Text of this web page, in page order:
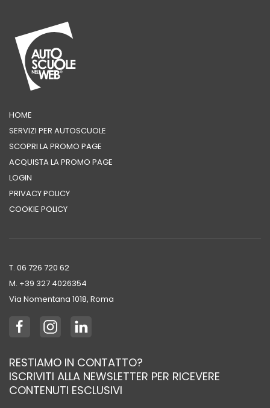
HOME
SERVIZI PER AUTOSCUOLE
SCOPRI LA PROMO PAGE
ACQUISTA LA PROMO PAGE
LOGIN
PRIVACY POLICY
COOKIE POLICY
T. 06 726 720 62
M. +39 ‭327 4026354‬
Via Nomentana 1018, Roma
RESTIAMO IN CONTATTO?
ISCRIVITI ALLA NEWSLETTER PER RICEVERE
CONTENUTI ESCLUSIVI